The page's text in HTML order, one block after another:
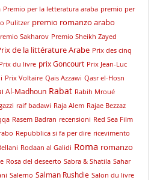
Premio per la letteratura araba premio per
Pulitzer premio romanzo arabo
Sakharov Premio Sheikh Zayed
de la littérature Arabe Prix des cinq
Prix du livre prix Goncourt Prix Jean-Luc
Prix Voltaire Qais Azzawi Qasr el-Hosn
Al-Madhoun Rabat Rabih Mroué
raif badawi Raja Alem Rajae Bezzaz
Rasem Badran recensioni Red Sea Film
Repubblica si fa per dire ricevimento
Rodaan al Galidi Roma romanzo
Rosa del deseerto Sabra & Shatila Sahar
Salerno Salman Rushdie Salon du livre